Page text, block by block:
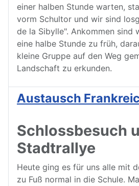
einer halben Stunde warten,
vorm Schultor und wir sind
de la Sibylle". Ankommen sind
eine halbe Stunde zu früh,
kleine Gruppe auf den Weg
Landschaft zu erkunden.
Austausch
Schlossbesuch
Stadtrallye
Heute ging es für uns alle mit
zu Fuß normal in die Schule.